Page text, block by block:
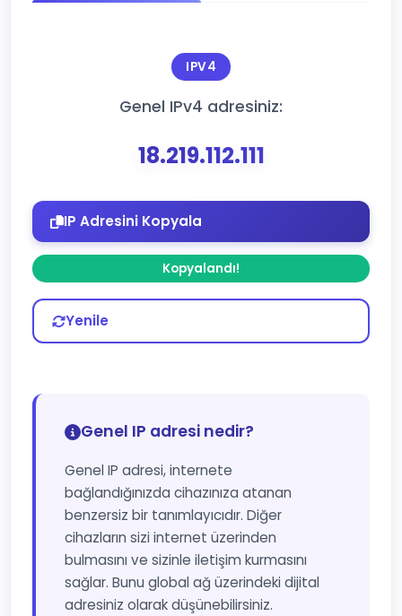
IPV4
Genel IPv4 adresiniz:
18.219.112.111
IP Adresini Kopyala
Kopyalandı!
Yenile
Genel IP adresi nedir?
Genel IP adresi, internete
bağlandığınızda cihazınıza atanan
benzersiz bir tanımlayıcıdır. Diğer
cihazların sizi internet üzerinden
bulmasını ve sizinle iletişim kurmasını
sağlar. Bunu global ağ üzerindeki dijital
adresiniz olarak düşünebilirsiniz.